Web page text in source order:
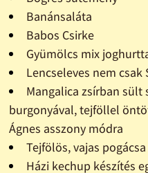
Banánsaláta
Babos Csirke
Gyümölcs mix
Lencseleves nem
Mangalica zsírban sült
burgonyával, tejföllel
Ágnes asszony módra
Tejfölös, vajas pogácsa
Házi kechup készítés